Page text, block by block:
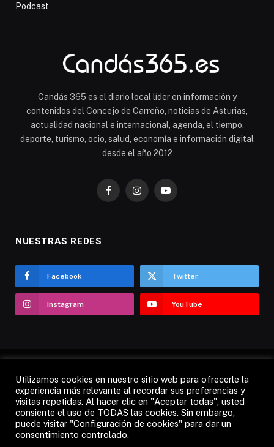
Podcast
Candás 365 es el diario local líder en información y
contenidos del Concejo de Carreño, noticias de Asturias,
actualidad nacional e internacional, agenda, el tiempo,
deporte, turismo, ocio, salud, economía e información digital
desde el año 2012
FacebookInstagramYouTube
NUESTRAS REDES
Facebook Twitter
Instagram YouTube
AVISO LEGAL POLÍTICA DE COOKIES
POLÍTICA DE PRIVACIDAD CANDÁS 365 TV RADIO
CONTACTO
Utilizamos cookies en nuestro sitio web para ofrecerle la
experiencia más relevante al recordar sus preferencias y
visitas repetidas. Al hacer clic en "Aceptar todas", usted
consiente el uso de TODAS las cookies. Sin embargo,
puede visitar "Configuración de cookies" para dar un
consentimiento controlado.